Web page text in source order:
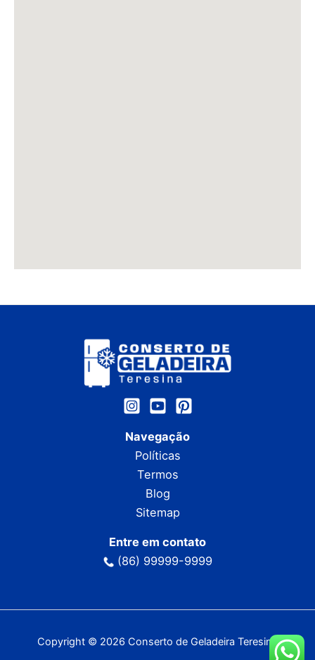
Navegação
Políticas
Termos
Blog
Sitemap
Entre em contato
(86) 99999-9999
Copyright © 2026 Conserto de Geladeira Teresina